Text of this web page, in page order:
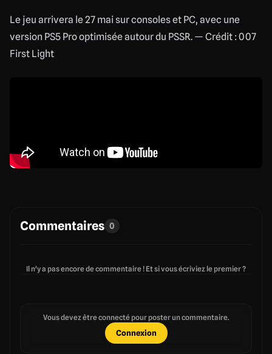
Le jeu arrivera le 27 mai sur consoles et PC, avec une
version PS5 Pro optimisée autour du PSSR. — Crédit : 007
First Light
Commentaires 0
Il n'y a pas encore de commentaire ! Et si vous écriviez le premier ?
Vous devez être connecté pour poster un commentaire.
Connexion